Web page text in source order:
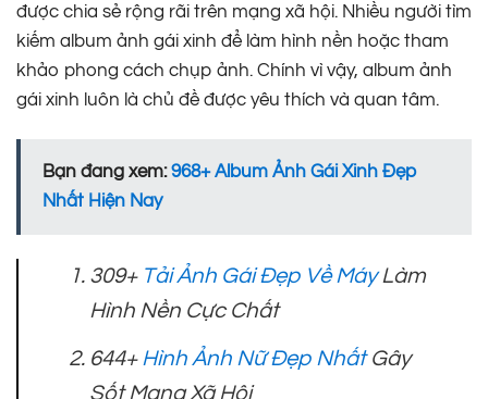
được chia sẻ rộng rãi trên mạng xã hội. Nhiều người tìm
kiếm album ảnh gái xinh để làm hình nền hoặc tham
khảo phong cách chụp ảnh. Chính vì vậy, album ảnh
gái xinh luôn là chủ đề được yêu thích và quan tâm.
Bạn đang xem:968+ Album Ảnh Gái Xinh Đẹp
Nhất Hiện Nay
309+ Tải Ảnh Gái Đẹp Về MáyLàm
Hình Nền Cực Chất
644+Hình Ảnh Nữ Đẹp NhấtGây
Sốt Mạng Xã Hội